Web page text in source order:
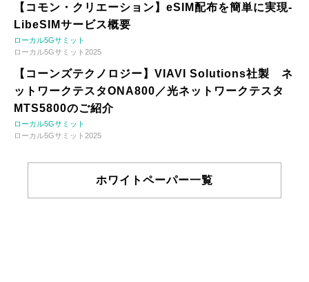
【コモン・クリエーション】eSIM配布を簡単に実現-
LibeSIMサービス概要
ローカル5Gサミット
ローカル5Gサミット2025
【コーンズテクノロジー】VIAVI Solutions社製 ネ
ットワークテスタONA800／光ネットワークテスタ
MTS5800のご紹介
ローカル5Gサミット
ローカル5Gサミット2025
ホワイトペーパー一覧